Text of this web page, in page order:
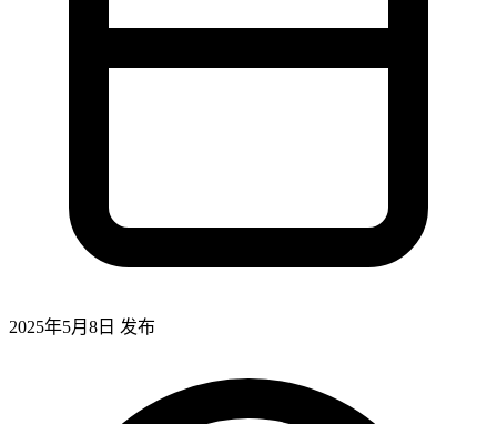
2025年5月8日 发布